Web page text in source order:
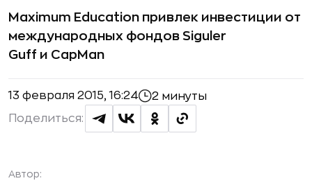
Maximum Education привлек инвестиции от
международных фондов Siguler
Guff и CapMan
13 февраля 2015, 16:24 2 минуты
Поделиться:
Автор: